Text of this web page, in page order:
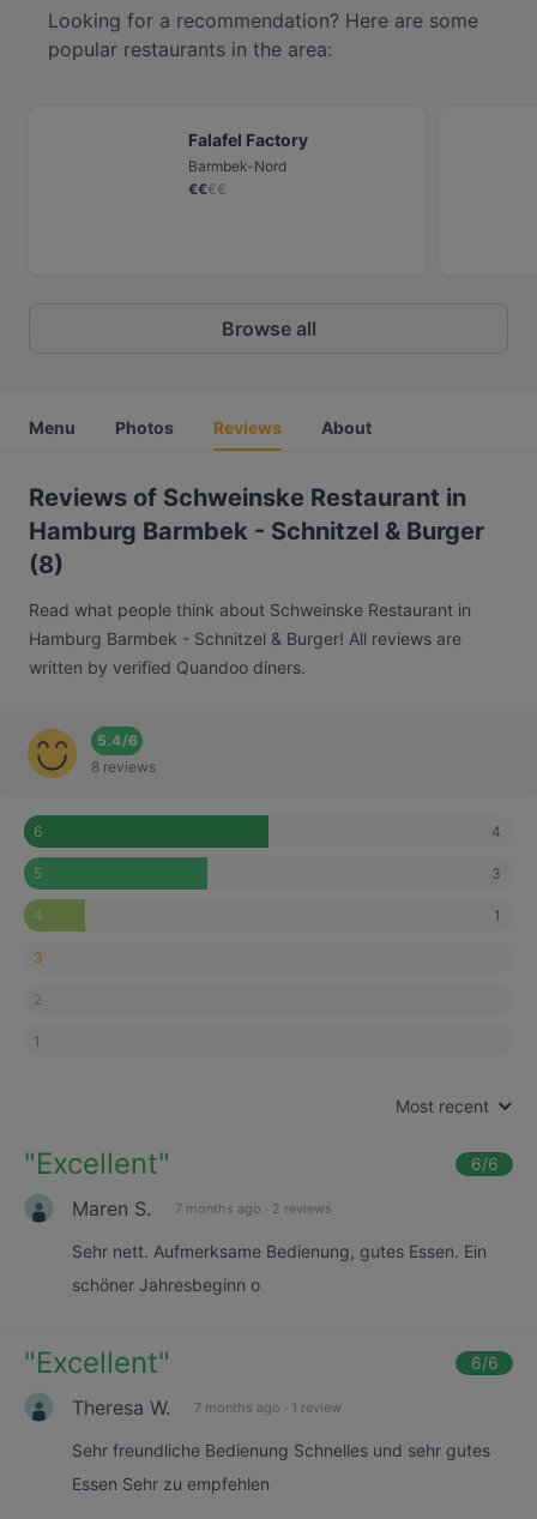
Looking for a recommendation? Here are some
popular restaurants in the area:
Falafel Factory
Barmbek-Nord
€€€€
Browse all
Menu Photos Reviews About
Reviews of Schweinske Restaurant in
Hamburg Barmbek - Schnitzel & Burger
(8)
Read what people think about Schweinske Restaurant in
Hamburg Barmbek - Schnitzel & Burger! All reviews are
written by verified Quandoo diners.
5.4/6
8 reviews
6 4
5 3
4 1
3
2
1
Most recent
"Excellent" 6/6
Maren S. 7 months ago · 2 reviews
Sehr nett. Aufmerksame Bedienung, gutes Essen. Ein
schöner Jahresbeginn o
"Excellent" 6/6
Theresa W. 7 months ago · 1 review
Sehr freundliche Bedienung Schnelles und sehr gutes
Essen Sehr zu empfehlen